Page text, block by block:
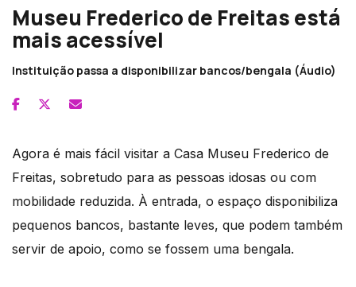
Museu Frederico de Freitas está
mais acessível
Instituição passa a disponibilizar bancos/bengala (Áudio)
Agora é mais fácil visitar a Casa Museu Frederico de
Freitas, sobretudo para as pessoas idosas ou com
mobilidade reduzida. À entrada, o espaço disponibiliza
pequenos bancos, bastante leves, que podem também
servir de apoio, como se fossem uma bengala.